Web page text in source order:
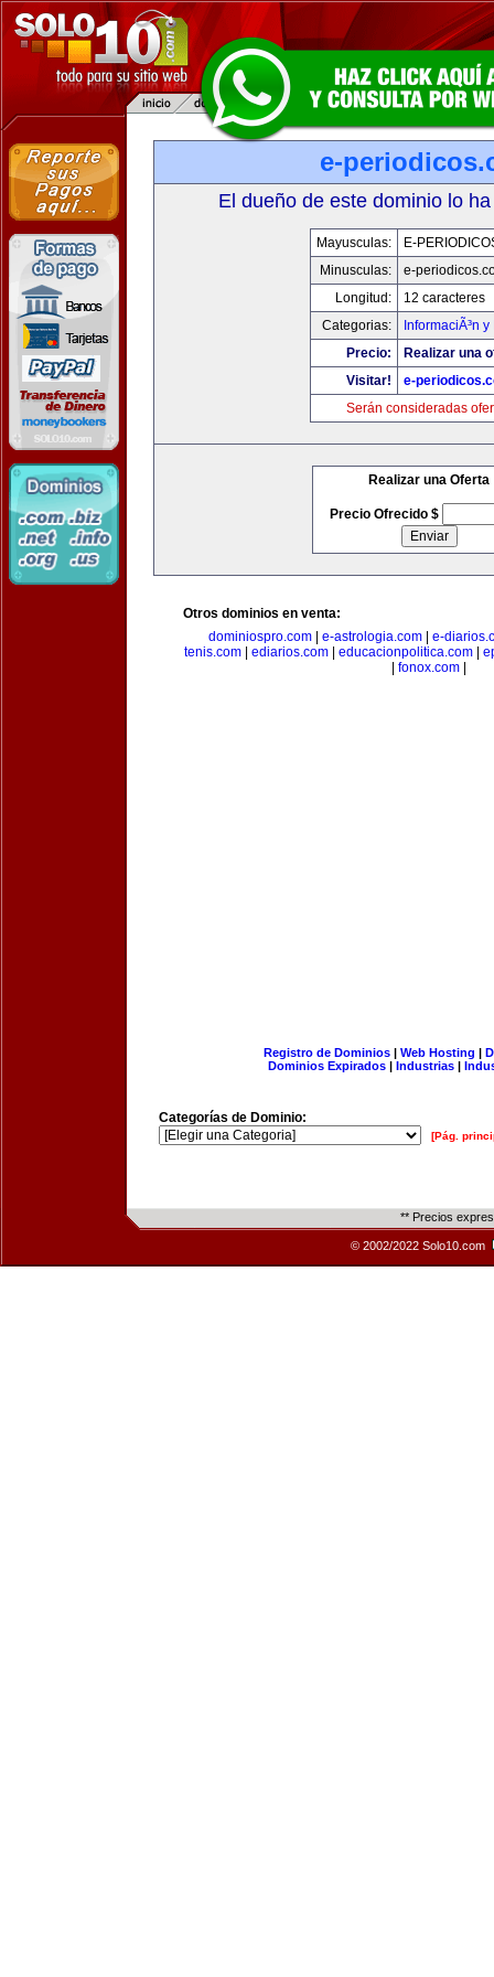
e-
El dueño de este dominio lo
Mayusculas:
E-
Minusculas:
e-
Longitud:
12 caracteres
Categorias:
InformaciÃ³n
Precio:
Realizar una
Visitar!
e-
Serán consideradas
Realizar una Oferta
Precio Ofrecido $
Otros dominios en venta:
dominiospro.com
e-astrologia.com
e-
tenis.com
ediarios.com educacionpolitica.com
fonox.com
Registro de Dominios| Web Hosting |
Dominios Expirados | Industrias |
Categorías de Dominio:
[Pág.
** Precios
© 2002/2022 Solo10.com